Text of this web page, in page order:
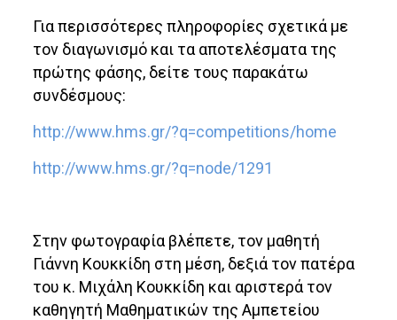
Για περισσότερες πληροφορίες σχετικά με
τον διαγωνισμό και τα αποτελέσματα της
πρώτης φάσης, δείτε τους παρακάτω
συνδέσμους:
http://www.hms.gr/?q=competitions/home
http://www.hms.gr/?q=node/1291
Στην φωτογραφία βλέπετε, τον μαθητή
Γιάννη Κουκκίδη στη μέση, δεξιά τον πατέρα
του κ. Μιχάλη Κουκκίδη και αριστερά τον
καθηγητή Μαθηματικών της Αμπετείου